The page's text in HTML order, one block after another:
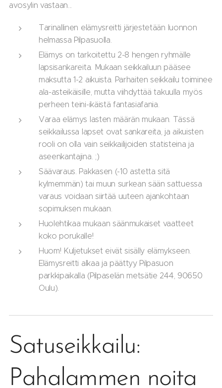
avosylin vastaan...
Tarinallinen elämysreitti järjestetään luonnon
helmassa Pilpasuolla.
Elämys on tarkoitettu 2-8 hengen ryhmälle
lapsisankareita. Mukaan seikkailuun pääsee
maksutta 1-2 aikuista. Parhaiten seikkailu toiminee
ala-asteikäisille, mutta viihdyttää takuulla myös
perheen teini-ikäistä fantasiafania.
Varaa elämys lasten määrän mukaan. Tässä
seikkailussa lapset ovat sankareita, ja aikuisten
rooli on olla vain seikkailijoiden statisteina ja
aseenkantajina. ;)
Säävaraus. Pakkasen (-10 astetta sitä
kylmemmän) tai muun surkean sään sattuessa
varaus voidaan siirtää uuteen ajankohtaan
sopimuksen mukaan.
Huolehtikaa mukaan säänmukaiset vaatteet
koko porukalle!
Huom! Kuljetukset eivät sisälly elämykseen.
Elämysreitti alkaa ja päättyy Pilpasuon
parkkipaikalla (Pilpaselän metsätie 244, 90650
Oulu).
Satuseikkailu:
Pahalammen noita